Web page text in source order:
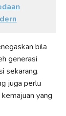
bila
generasi
sekarang.
juga perlu
yang